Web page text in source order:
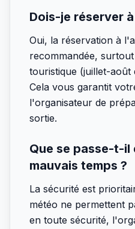
Dois-je réserver
Oui, la réservation à
recommandée,
touristique (juillet-août
Cela vous garantit
l'organisateur de
sortie.
Que se passe-t-il
mauvais temps ?
La sécurité est
météo ne permettent
en toute sécurité,